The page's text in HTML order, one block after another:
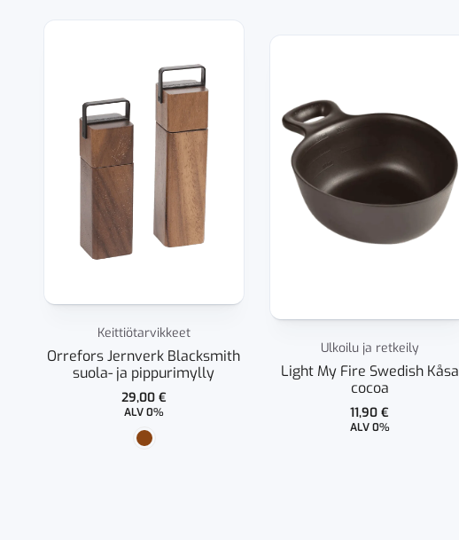
Keittiötarvikkeet
Orrefors Jernverk Blacksmith
suola- ja pippurimylly
29,00 €
ALV 0%
Ulkoilu ja retkeily
Light My Fire Swedish Kåsa
cocoa
11,90€
ALV 0%